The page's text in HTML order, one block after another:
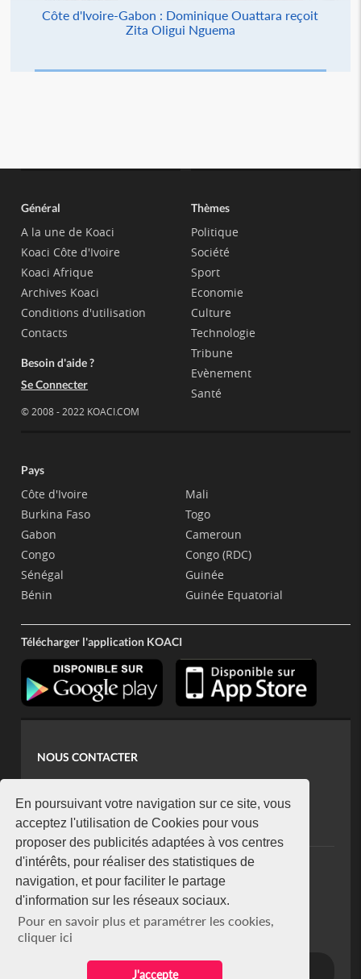
En poursuivant votre navigation sur ce site, vous
acceptez l'utilisation de Cookies pour vous
proposer des publicités adaptées à vos centres
d'intérêts, pour réaliser des statistiques de
navigation, et pour faciliter le partage
d'information sur les réseaux sociaux.
Pour en savoir plus et paramétrer les cookies,
cliquer ici
J'accepte
Côte d'Ivoire-Gabon : Dominique Ouattara reçoit
Zita Oligui Nguema
Général
A la une de Koaci
Koaci Côte d'Ivoire
Koaci Afrique
Archives Koaci
Conditions d'utilisation
Contacts
Besoin d'aide ?
Se Connecter
© 2008 - 2022 KOACI.COM
Thèmes
Politique
Société
Sport
Economie
Culture
Technologie
Tribune
Evènement
Santé
Pays
Côte d'Ivoire
Burkina Faso
Gabon
Congo
Sénégal
Bénin
Mali
Togo
Cameroun
Congo (RDC)
Guinée
Guinée Equatorial
Télécharger l'application KOACI
NOUS CONTACTER
koaci@yahoo.fr
+225 07 08 85 52 93
NEWSLETTER
Restez connecté via notre newsletter
S'abonner
Se désabonner